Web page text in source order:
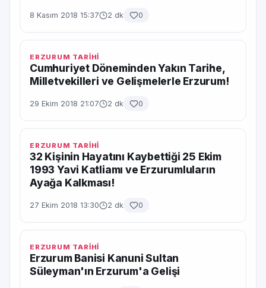
8 Kasım 2018 15:37 2 dk 0
ERZURUM TARİHİ
Cumhuriyet Döneminden Yakın Tarihe,
Milletvekilleri ve Gelişmelerle Erzurum!
29 Ekim 2018 21:07 2 dk 0
ERZURUM TARİHİ
32 Kişinin Hayatını Kaybettiği 25 Ekim
1993 Yavi Katliamı ve Erzurumluların
Ayağa Kalkması!
27 Ekim 2018 13:30 2 dk 0
ERZURUM TARİHİ
Erzurum Banisi Kanuni Sultan
Süleyman'ın Erzurum'a Gelişi